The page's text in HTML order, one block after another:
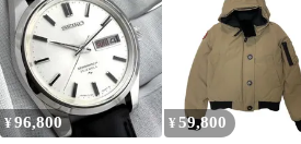
¥96,800 ¥ 59,800